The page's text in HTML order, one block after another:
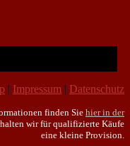
| Impressum | Datenschutz
finden Sie hier in der
wir für qualifizierte Käufe
eine kleine Provision.